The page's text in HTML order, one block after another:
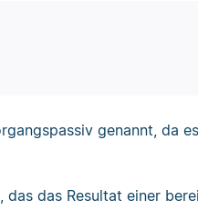
genannt, da
, das das Resultat einer